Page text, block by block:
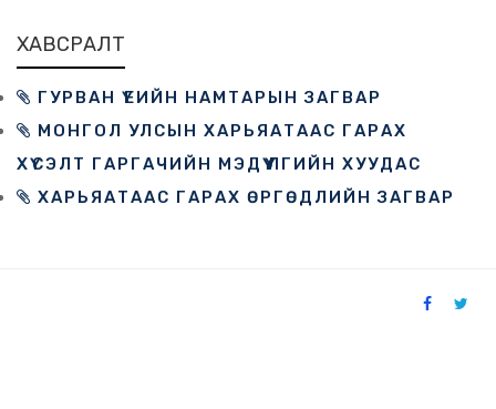
ХАВСРАЛТ
ГУРВАН ҮЕИЙН НАМТАРЫН ЗАГВАР
МОНГОЛ УЛСЫН ХАРЬЯАТААС ГАРАХ
ХҮСЭЛТ ГАРГАЧИЙН МЭДҮҮЛГИЙН ХУУДАС
ХАРЬЯАТААС ГАРАХ ӨРГӨДЛИЙН ЗАГВАР